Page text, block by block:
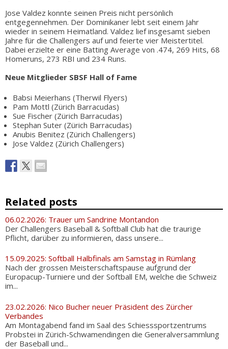
Jose Valdez konnte seinen Preis nicht persönlich
entgegennehmen. Der Dominikaner lebt seit einem Jahr
wieder in seinem Heimatland. Valdez lief insgesamt sieben
Jahre für die Challengers auf und feierte vier Meistertitel.
Dabei erzielte er eine Batting Average von .474, 269 Hits, 68
Homeruns, 273 RBI und 234 Runs.
Neue Mitglieder SBSF Hall of Fame
Babsi Meierhans (Therwil Flyers)
Pam Mottl (Zürich Barracudas)
Sue Fischer (Zürich Barracudas)
Stephan Suter (Zürich Barracudas)
Anubis Benitez (Zürich Challengers)
Jose Valdez (Zürich Challengers)
Related posts
06.02.2026: Trauer um Sandrine Montandon
Der Challengers Baseball & Softball Club hat die traurige
Pflicht, darüber zu informieren, dass unsere...
15.09.2025: Softball Halbfinals am Samstag in Rümlang
Nach der grossen Meisterschaftspause aufgrund der
Europacup-Turniere und der Softball EM, welche die Schweiz
im...
23.02.2026: Nico Bucher neuer Präsident des Zürcher
Verbandes
Am Montagabend fand im Saal des Schiesssportzentrums
Probstei in Zürich-Schwamendingen die Generalversammlung
der Baseball und...